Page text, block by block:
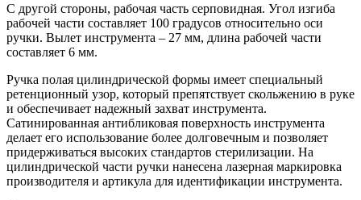
С другой стороны, рабочая часть серповидная. Угол изгиба
рабочей части составляет 100 градусов относительно оси
ручки. Вылет инструмента – 27 мм, длина рабочей части
составляет 6 мм.
Ручка полая цилиндрической формы имеет специальный
ретенционный узор, который препятствует скольжению в руке
и обеспечивает надежный захват инструмента.
Сатинированная антибликовая поверхность инструмента
делает его использование более долговечным и позволяет
придерживаться высоких стандартов стерилизации. На
цилиндрической части ручки нанесена лазерная маркировка
производителя и артикула для идентификации инструмента.